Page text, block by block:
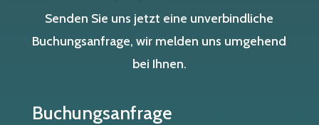
Senden Sie uns jetzt eine unverbindliche
Buchungsanfrage, wir melden uns umgehend
bei Ihnen.
Buchungsanfrage